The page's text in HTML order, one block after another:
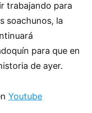
trabajando para
soachunos, la
para que en
de ayer.
Youtube